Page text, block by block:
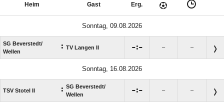
Heim Gast Erg.
Sonntag, 09.08.2026
SG Beverstedt/​
Wellen
: TV Langen II : – –
Sonntag, 16.08.2026
TSV Stotel II : SG Beverstedt/​
Wellen
: – –